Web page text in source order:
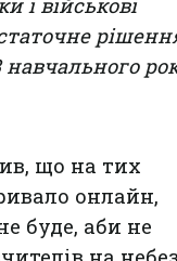
що на тих
онлайн,
буде, аби не